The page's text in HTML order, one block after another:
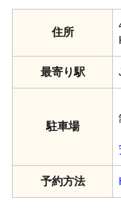
住所
最寄り駅
駐車場
予約方法